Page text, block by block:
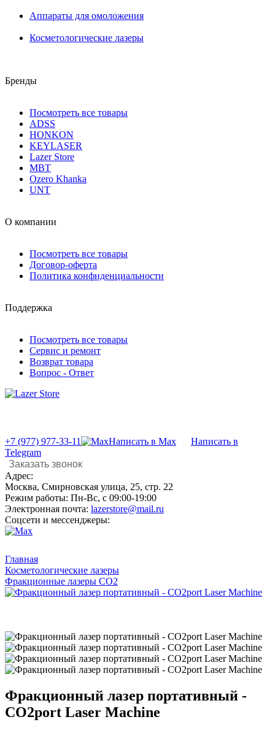
Аппараты для омоложения
Косметологические лазеры
Бренды
Посмотреть все товары
ADSS
HONKON
KEYLASER
Lazer Store
MBT
Ozero Khanka
UNT
О компании
Посмотреть все товары
Договор-оферта
Политика конфиденциальности
Поддержка
Посмотреть все товары
Сервис и ремонт
Возврат товара
Вопрос - Ответ
+7 (977) 977-33-11 Написать в Max
Написать в
Telegram
Заказать звонок
Адрес:
Москва, Смирновская улица, 25, стр. 22
Режим работы: Пн-Вс, с 09:00-19:00
Электронная почта: lazerstore@mail.ru
Соцсети и мессенджеры:
Главная
Косметологические лазеры
Фракционные лазеры CO2
Фракционный лазер портативный -
CO2port Laser Machine